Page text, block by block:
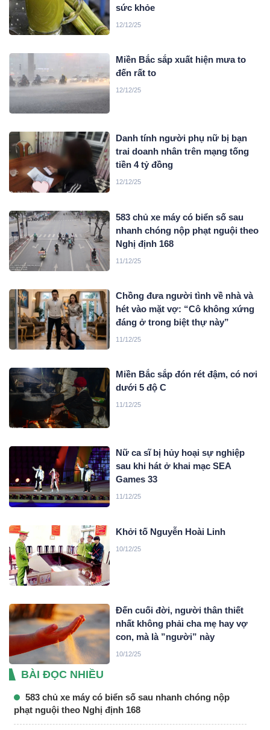
sức khỏe
12/12/25
Miền Bắc sắp xuất hiện mưa to
đến rất to
12/12/25
Danh tính người phụ nữ bị bạn
trai doanh nhân trên mạng tống
tiền 4 tỷ đồng
12/12/25
583 chủ xe máy có biển số sau
nhanh chóng nộp phạt nguội theo
Nghị định 168
11/12/25
Chồng đưa người tình về nhà và
hét vào mặt vợ: “Cô không xứng
đáng ở trong biệt thự này”
11/12/25
Miền Bắc sắp đón rét đậm, có nơi
dưới 5 độ C
11/12/25
Nữ ca sĩ bị hủy hoại sự nghiệp
sau khi hát ở khai mạc SEA
Games 33
11/12/25
Khởi tố Nguyễn Hoài Linh
10/12/25
Đến cuối đời, người thân thiết
nhất không phải cha mẹ hay vợ
con, mà là ”người” này
10/12/25
BÀI ĐỌC NHIỀU
583 chủ xe máy có biển số sau nhanh chóng nộp
phạt nguội theo Nghị định 168